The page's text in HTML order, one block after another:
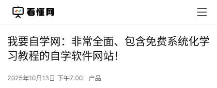
我要自学网：非常全面、包含免费系统化学
习教程的自学软件网站！
2025年10月13日 下午7:00 产品